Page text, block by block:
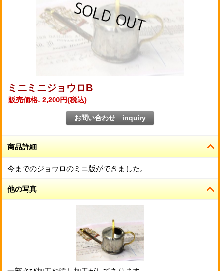
ミニミニジョウロB
販売価格: 2,200円(税込)
商品詳細
今までのジョウロのミニ版ができました。
他の写真